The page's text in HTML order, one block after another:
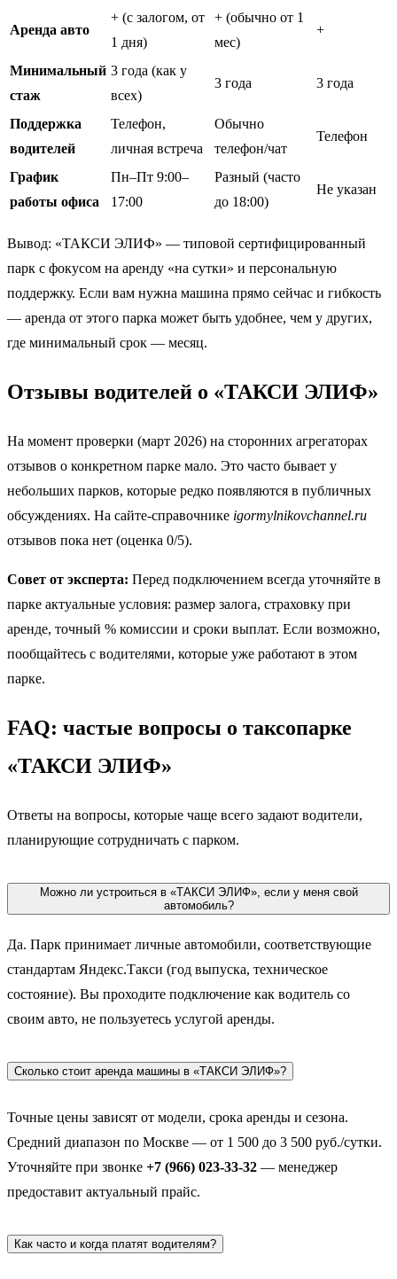
Аренда авто
+ (с залогом, от
1 дня)
+ (обычно от 1
мес)
+
Минимальный
стаж
3 года (как у
всех)
3 года 3 года
Поддержка
водителей
Телефон,
личная встреча
Обычно
телефон/чат
Телефон
График
работы офиса
Пн–Пт 9:00–
17:00
Разный (часто
до 18:00)
Не указан
Вывод: «ТАКСИ ЭЛИФ» — типовой сертифицированный
парк с фокусом на аренду «на сутки» и персональную
поддержку. Если вам нужна машина прямо сейчас и гибкость
— аренда от этого парка может быть удобнее, чем у других,
где минимальный срок — месяц.
Отзывы водителей о «ТАКСИ ЭЛИФ»
На момент проверки (март 2026) на сторонних агрегаторах
отзывов о конкретном парке мало. Это часто бывает у
небольших парков, которые редко появляются в публичных
обсуждениях. На сайте-справочнике igormylnikovchannel.ru
отзывов пока нет (оценка 0/5).
Совет от эксперта: Перед подключением всегда уточняйте в
парке актуальные условия: размер залога, страховку при
аренде, точный % комиссии и сроки выплат. Если возможно,
пообщайтесь с водителями, которые уже работают в этом
парке.
FAQ: частые вопросы о таксопарке
«ТАКСИ ЭЛИФ»
Ответы на вопросы, которые чаще всего задают водители,
планирующие сотрудничать с парком.
Можно ли устроиться в «ТАКСИ ЭЛИФ», если у меня свой
автомобиль?
Да. Парк принимает личные автомобили, соответствующие
стандартам Яндекс.Такси (год выпуска, техническое
состояние). Вы проходите подключение как водитель со
своим авто, не пользуетесь услугой аренды.
Сколько стоит аренда машины в «ТАКСИ ЭЛИФ»?
Точные цены зависят от модели, срока аренды и сезона.
Средний диапазон по Москве — от 1 500 до 3 500 руб./сутки.
Уточняйте при звонке +7 (966) 023-33-32 — менеджер
предоставит актуальный прайс.
Как часто и когда платят водителям?